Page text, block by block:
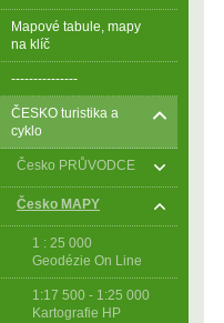
Mapové tabule, mapy
na klíč
---------------
ČESKO turistika a
cyklo
Česko PRŮVODCE
Česko MAPY
1 : 25 000
Geodézie On Line
1:17 500 - 1:25 000
Kartografie HP